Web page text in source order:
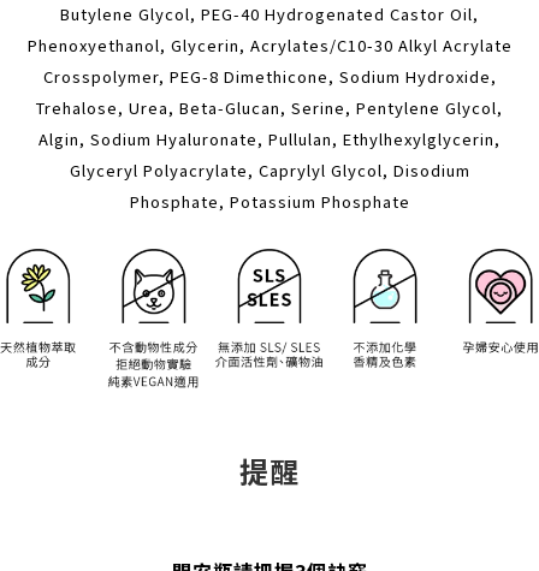
Butylene Glycol, PEG-40 Hydrogenated Castor Oil,
Phenoxyethanol, Glycerin, Acrylates/C10-30 Alkyl Acrylate
Crosspolymer, PEG-8 Dimethicone, Sodium Hydroxide,
Trehalose, Urea, Beta-Glucan, Serine, Pentylene Glycol,
Algin, Sodium Hyaluronate, Pullulan, Ethylhexylglycerin,
Glyceryl Polyacrylate, Caprylyl Glycol, Disodium
Phosphate, Potassium Phosphate
提醒